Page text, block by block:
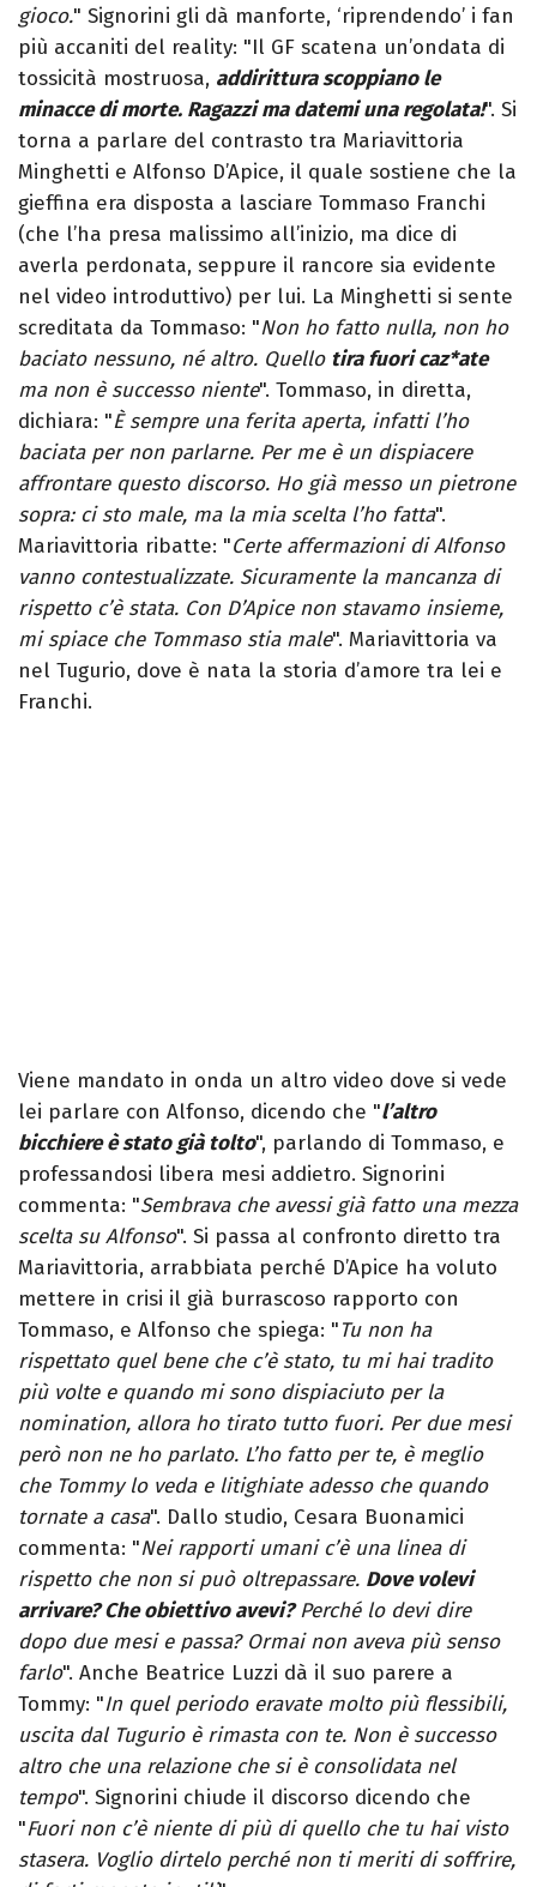
gioco." Signorini gli dà manforte, ‘riprendendo’ i fan
più accaniti del reality: "Il GF scatena un’ondata di
tossicità mostruosa, addirittura scoppiano le
minacce di morte. Ragazzi ma datemi una regolata!". Si
torna a parlare del contrasto tra Mariavittoria
Minghetti e Alfonso D’Apice, il quale sostiene che la
gieffina era disposta a lasciare Tommaso Franchi
(che l’ha presa malissimo all’inizio, ma dice di
averla perdonata, seppure il rancore sia evidente
nel video introduttivo) per lui. La Minghetti si sente
screditata da Tommaso: "Non ho fatto nulla, non ho
baciato nessuno, né altro. Quello tira fuori caz*ate
ma non è successo niente". Tommaso, in diretta,
dichiara: "È sempre una ferita aperta, infatti l’ho
baciata per non parlarne. Per me è un dispiacere
affrontare questo discorso. Ho già messo un pietrone
sopra: ci sto male, ma la mia scelta l’ho fatta".
Mariavittoria ribatte: "Certe affermazioni di Alfonso
vanno contestualizzate. Sicuramente la mancanza di
rispetto c’è stata. Con D’Apice non stavamo insieme,
mi spiace che Tommaso stia male". Mariavittoria va
nel Tugurio, dove è nata la storia d’amore tra lei e
Franchi.
Viene mandato in onda un altro video dove si vede
lei parlare con Alfonso, dicendo che "l’altro
bicchiere è stato già tolto", parlando di Tommaso, e
professandosi libera mesi addietro. Signorini
commenta: "Sembrava che avessi già fatto una mezza
scelta su Alfonso". Si passa al confronto diretto tra
Mariavittoria, arrabbiata perché D’Apice ha voluto
mettere in crisi il già burrascoso rapporto con
Tommaso, e Alfonso che spiega: "Tu non ha
rispettato quel bene che c’è stato, tu mi hai tradito
più volte e quando mi sono dispiaciuto per la
nomination, allora ho tirato tutto fuori. Per due mesi
però non ne ho parlato. L’ho fatto per te, è meglio
che Tommy lo veda e litighiate adesso che quando
tornate a casa". Dallo studio, Cesara Buonamici
commenta: "Nei rapporti umani c’è una linea di
rispetto che non si può oltrepassare. Dove volevi
arrivare? Che obiettivo avevi?Perché lo devi dire
dopo due mesi e passa? Ormai non aveva più senso
farlo". Anche Beatrice Luzzi dà il suo parere a
Tommy: "In quel periodo eravate molto più flessibili,
uscita dal Tugurio è rimasta con te. Non è successo
altro che una relazione che si è consolidata nel
tempo". Signorini chiude il discorso dicendo che
"Fuori non c’è niente di più di quello che tu hai visto
stasera. Voglio dirtelo perché non ti meriti di soffrire,